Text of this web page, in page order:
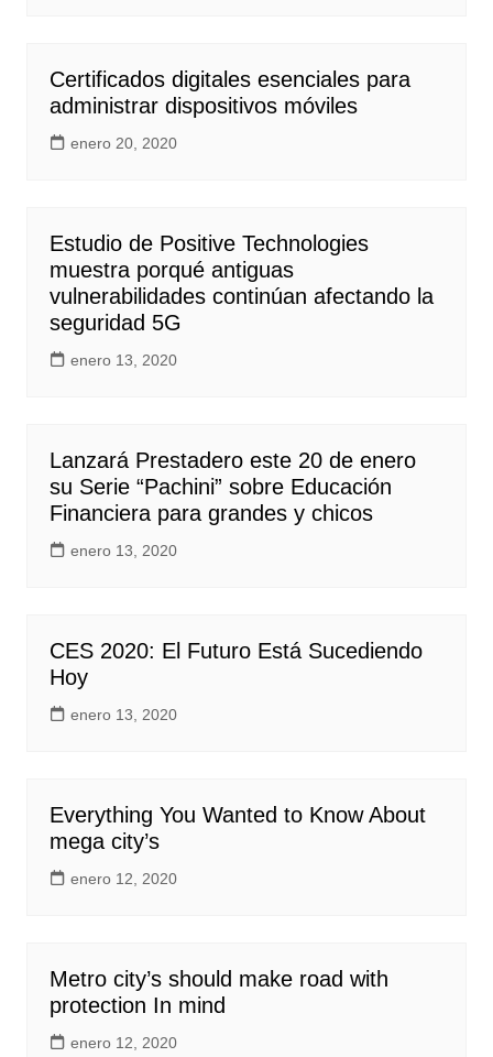
Certificados digitales esenciales para
administrar dispositivos móviles
enero 20, 2020
Estudio de Positive Technologies
muestra porqué antiguas
vulnerabilidades continúan afectando la
seguridad 5G
enero 13, 2020
Lanzará Prestadero este 20 de enero
su Serie “Pachini” sobre Educación
Financiera para grandes y chicos
enero 13, 2020
CES 2020: El Futuro Está Sucediendo
Hoy
enero 13, 2020
Everything You Wanted to Know About
mega city’s
enero 12, 2020
Metro city’s should make road with
protection In mind
enero 12, 2020